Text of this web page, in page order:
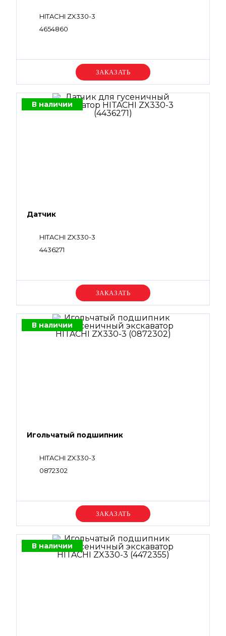
HITACHI ZX330-3
4654860
Уточняйте цену
В наличии
Датчик
HITACHI ZX330-3
4436271
Уточняйте цену
В наличии
Игольчатый подшипник
HITACHI ZX330-3
0872302
Уточняйте цену
В наличии